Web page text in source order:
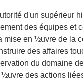
d'un supérieur
des équipes et
mise en ½uvre de la
des affaires
du domaine
des actions